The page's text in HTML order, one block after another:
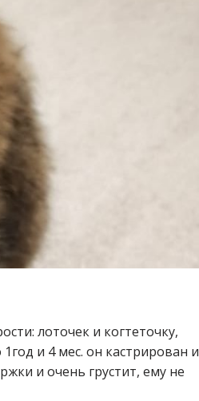
лоточек и когтеточку,
и 4 мес. он кастрирован и
и очень грустит, ему не